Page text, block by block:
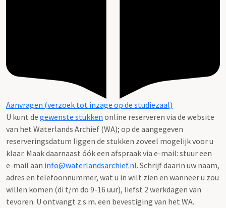
Aanvragen (verzoek tot inzage op de studiezaal)
U kunt de gewenste stukken online reserveren via de website
van het Waterlands Archief (WA); op de aangegeven
reserveringsdatum liggen de stukken zoveel mogelijk voor u
klaar. Maak daarnaast óók een afspraak via e-mail: stuur een
e-mail aan info@waterlandsarchief.nl. Schrijf daarin uw naam,
adres en telefoonnummer, wat u in wilt zien en wanneer u zou
willen komen (di t/m do 9-16 uur), liefst 2 werkdagen van
tevoren. U ontvangt z.s.m. een bevestiging van het WA.